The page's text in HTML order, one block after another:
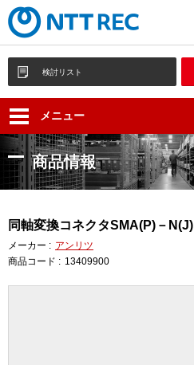
検討リスト
メニュー
商品情報
同軸変換コネクタSMA(P)－N(J)
メーカー : アンリツ
商品コード : 13409900